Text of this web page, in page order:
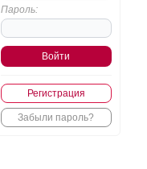
Пароль:
Регистрация
Забыли пароль?